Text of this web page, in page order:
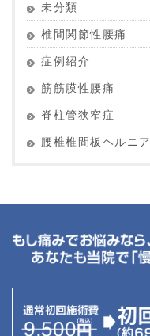
未分類
椎間関節性腰痛
症例紹介
筋筋膜性腰痛
脊柱管狭窄症
腰椎椎間板ヘルニア